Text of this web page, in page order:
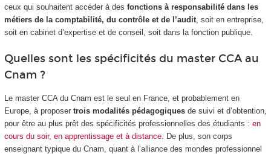
ceux qui souhaitent accéder à des fonctions à responsabilité dans les
métiers de la comptabilité, du contrôle et de l’audit, soit en entreprise,
soit en cabinet d’expertise et de conseil, soit dans la fonction publique.
Quelles sont les spécificités du master CCA au
Cnam ?
Le master CCA du Cnam est le seul en France, et probablement en
Europe, à proposer trois modalités pédagogiquesde suivi et d’obtention,
pour être au plus prêt des spécificités professionnelles des étudiants : en
cours du soir, en apprentissage et à distance. De plus, son corps
enseignant typique du Cnam, quant à l’alliance des mondes professionnel